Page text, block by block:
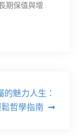
期保值與增
的魅力人生：
哲學指南